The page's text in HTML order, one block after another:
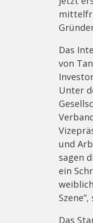
Das
von
Unter
und
sagen
ein
Das